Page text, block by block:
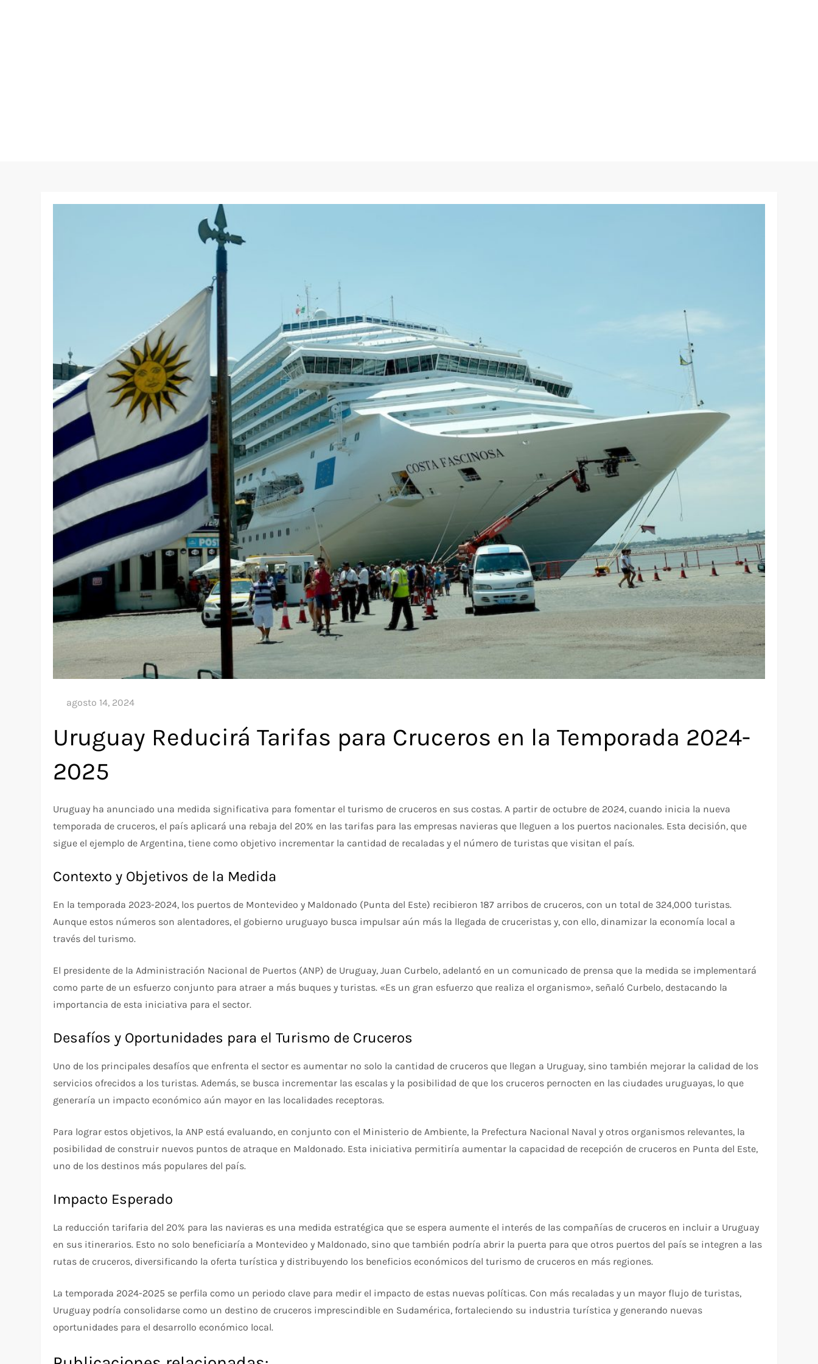
Uruguay Reducirá Tarifas para Cruceros en la Temporada 2024-
2025
Uruguay ha anunciado una medida significativa para fomentar el turismo de cruceros en sus costas. A partir de octubre de 2024, cuando inicia la nueva
temporada de cruceros, el país aplicará una rebaja del 20% en las tarifas para las empresas navieras que lleguen a los puertos nacionales. Esta decisión, que
sigue el ejemplo de Argentina, tiene como objetivo incrementar la cantidad de recaladas y el número de turistas que visitan el país.
Contexto y Objetivos de la Medida
En la temporada 2023-2024, los puertos de Montevideo y Maldonado (Punta del Este) recibieron 187 arribos de cruceros, con un total de 324,000 turistas.
Aunque estos números son alentadores, el gobierno uruguayo busca impulsar aún más la llegada de cruceristas y, con ello, dinamizar la economía local a
través del turismo.
El presidente de la Administración Nacional de Puertos (ANP) de Uruguay, Juan Curbelo, adelantó en un comunicado de prensa que la medida se implementará
como parte de un esfuerzo conjunto para atraer a más buques y turistas. «Es un gran esfuerzo que realiza el organismo», señaló Curbelo, destacando la
importancia de esta iniciativa para el sector.
Desafíos y Oportunidades para el Turismo de Cruceros
Uno de los principales desafíos que enfrenta el sector es aumentar no solo la cantidad de cruceros que llegan a Uruguay, sino también mejorar la calidad de los
servicios ofrecidos a los turistas. Además, se busca incrementar las escalas y la posibilidad de que los cruceros pernocten en las ciudades uruguayas, lo que
generaría un impacto económico aún mayor en las localidades receptoras.
Para lograr estos objetivos, la ANP está evaluando, en conjunto con el Ministerio de Ambiente, la Prefectura Nacional Naval y otros organismos relevantes, la
posibilidad de construir nuevos puntos de atraque en Maldonado. Esta iniciativa permitiría aumentar la capacidad de recepción de cruceros en Punta del Este,
uno de los destinos más populares del país.
Impacto Esperado
La reducción tarifaria del 20% para las navieras es una medida estratégica que se espera aumente el interés de las compañías de cruceros en incluir a Uruguay
en sus itinerarios. Esto no solo beneficiaría a Montevideo y Maldonado, sino que también podría abrir la puerta para que otros puertos del país se integren a las
rutas de cruceros, diversificando la oferta turística y distribuyendo los beneficios económicos del turismo de cruceros en más regiones.
La temporada 2024-2025 se perfila como un periodo clave para medir el impacto de estas nuevas políticas. Con más recaladas y un mayor flujo de turistas,
Uruguay podría consolidarse como un destino de cruceros imprescindible en Sudamérica, fortaleciendo su industria turística y generando nuevas
oportunidades para el desarrollo económico local.